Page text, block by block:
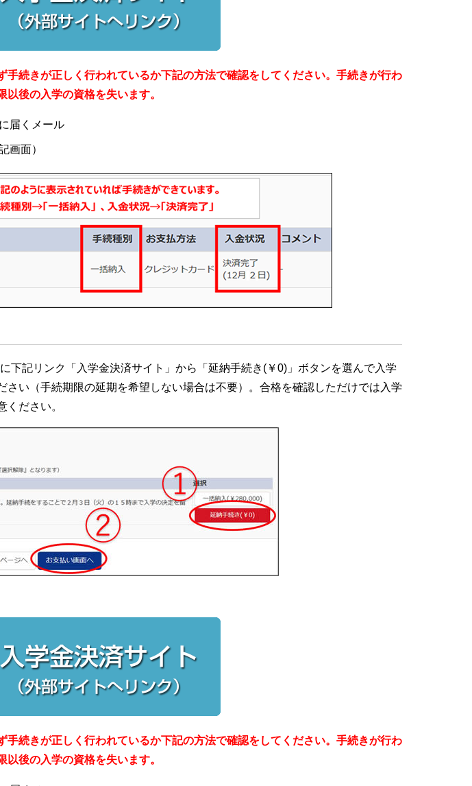
手続きが正しく行われているか下記の方法で確認をしてください。手続きが行わ
後の入学の資格を失います。
届くメール
画面）
に下記リンク 「入学金決済サイト」 から「延納手続き(￥0)」ボタンを選んで入学
さい（手続期限の延期を希望しない場合は不要）。合格を確認しただけでは入学
ださい。
手続きが正しく行われているか下記の方法で確認をしてください。手続きが行わ
後の入学の資格を失います。